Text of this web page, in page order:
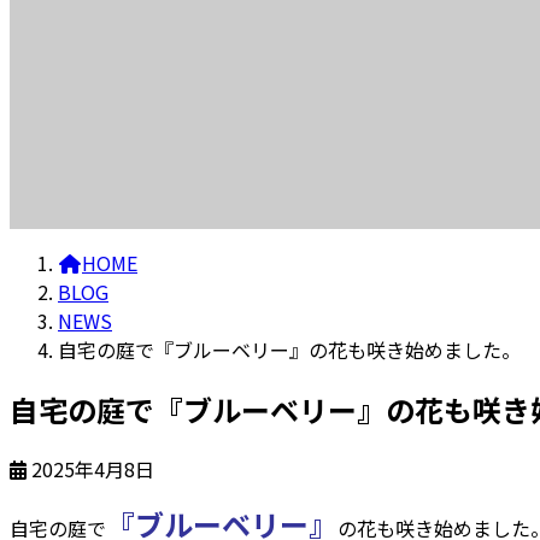
HOME
BLOG
NEWS
自宅の庭で『ブルーベリー』の花も咲き始めました。
自宅の庭で『ブルーベリー』の花も咲き
2025年4月8日
自宅の庭で 『ブルーベリー』
の花も咲き始めました。